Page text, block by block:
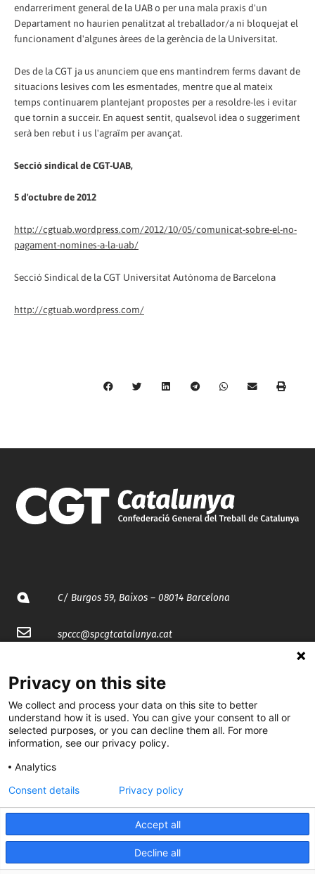
endarreriment general de la UAB o per una mala praxis d'un
Departament no haurien penalitzat al treballador/a ni bloquejat el
funcionament d'algunes àrees de la gerència de la Universitat.
Des de la CGT ja us anunciem que ens mantindrem ferms davant de
situacions lesives com les esmentades, mentre que al mateix
temps continuarem plantejant propostes per a resoldre-les i evitar
que tornin a succeir. En aquest sentit, qualsevol idea o suggeriment
serà ben rebut i us l'agraïm per avançat.
Secció sindical de CGT-UAB,
5 d'octubre de 2012
http://cgtuab.wordpress.com/2012/10/05/comunicat-sobre-el-no-
pagament-nomines-a-la-uab/
Secció Sindical de la CGT Universitat Autònoma de Barcelona
http://cgtuab.wordpress.com/
C/ Burgos 59, Baixos – 08014 Barcelona
spccc@spcgtcatalunya.cat
@CGTCatalunya
cgtcatalunya
CGTCatalunya
cgtcatalunya
Desenvolupat per
Privacy on this site
We collect and process your data on this site to better
understand how it is used. You can give your consent to all or
selected purposes, or you can decline them all. For more
information, see our privacy policy.
Analytics
Accept all
Decline all
Consent details Privacy policy